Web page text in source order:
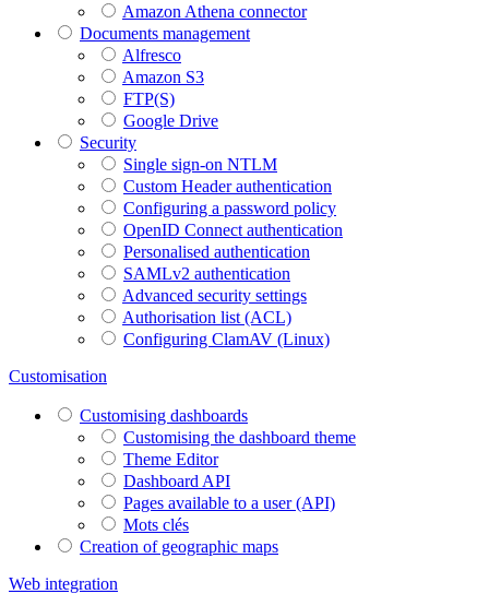
Amazon Athena connector
Documents management
Alfresco
Amazon S3
FTP(S)
Google Drive
Security
Single sign-on NTLM
Custom Header authentication
Configuring a password policy
OpenID Connect authentication
Personalised authentication
SAMLv2 authentication
Advanced security settings
Authorisation list (ACL)
Configuring ClamAV (Linux)
Customisation
Customising dashboards
Customising the dashboard theme
Theme Editor
Dashboard API
Pages available to a user (API)
Mots clés
Creation of geographic maps
Web integration